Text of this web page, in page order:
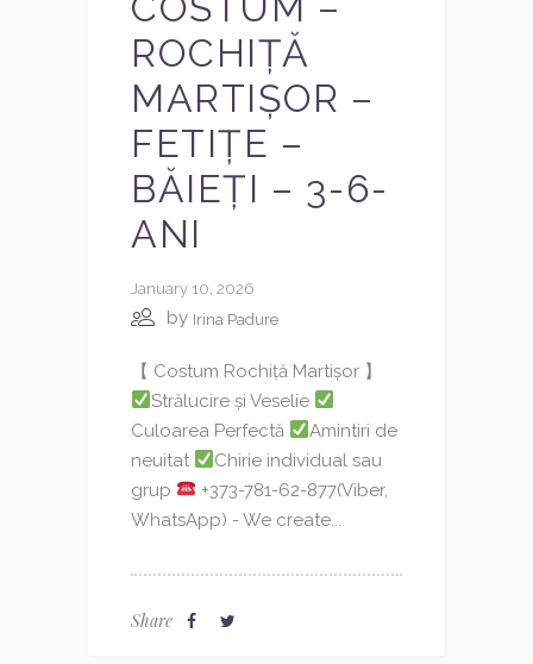
ROCHIȚĂ
MARTIȘOR –
FETIȚE –
BĂIEȚI – 3-6-
ANI
January 10, 2026
by Irina Padure
【 Costum Rochiță Martișor 】
Strălucire și Veselie
Culoarea Perfectă
Amintiri de
neuitat
Chirie individual sau
grup
+373-781-62-877(Viber,
WhatsApp) - We create...
Share